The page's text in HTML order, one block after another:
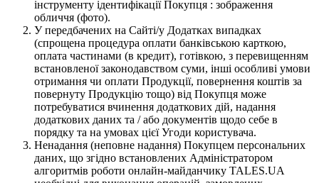
інструменту ідентифікації Покупця : зображення
обличчя (фото).
У передбачених на Сайті/у Додатках випадках
(спрощена процедура оплати банківською карткою,
оплата частинами (в кредит), готівкою, з перевищенням
встановленої законодавством суми, інші особливі умови
отримання чи оплати Продукції, повернення коштів за
повернуту Продукцію тощо) від Покупця може
потребуватися вчинення додаткових дій, надання
додаткових даних та / або документів щодо себе в
порядку та на умовах цієї Угоди користувача.
Ненадання (неповне надання) Покупцем персональних
даних, що згідно встановлених Адміністратором
алгоритмів роботи онлайн-майданчику TALES.UA